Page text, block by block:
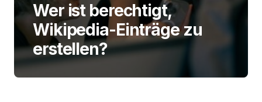
Wer ist berechtigt,
Wikipedia-Einträge zu
erstellen?